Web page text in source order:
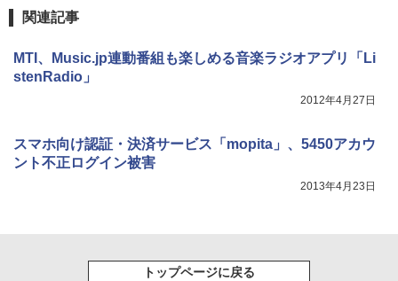
関連記事
MTI、Music.jp連動番組も楽しめる音楽ラジオアプリ「Li
stenRadio」
2012年4月27日
スマホ向け認証・決済サービス「mopita」、5450アカウ
ント不正ログイン被害
2013年4月23日
トップページに戻る